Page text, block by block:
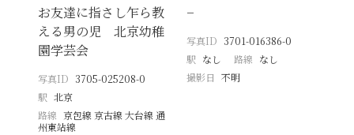
お友達に指さし乍ら教
える男の児 北京幼稚
園学芸会
写真ID 3705-025208-0
駅 北京
路線 京包線 京古線 大台線 通
州東站線
−
写真ID 3701-016386-0
駅 なし 路線 なし
撮影日 不明